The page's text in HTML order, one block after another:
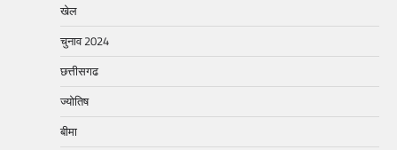
खेल
चुनाव 2024
छत्तीसगढ
ज्योतिष
बीमा